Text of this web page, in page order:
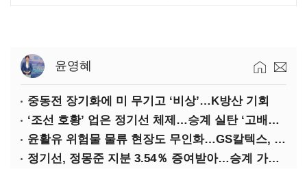
윤영혜
중동전 장기화에 미 무기고 ‘비상’…K방산 기회
‘조선 호황’ 업은 정기선 체제…승계 실탄 ‘고배당’ 주목
윤활유 위험물 물류 현장도 무인화…GS칼텍스, 디지털 전환 가속
정기선, 정몽준 지분 3.54％ 증여받아…승계 가속화